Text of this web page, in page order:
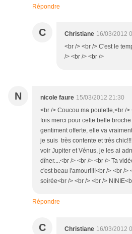
Répondre
C Christiane 16/03/2012
<br /> <br /> C'est le
/> <br /> <br />
N nicole faure 15/03/2012 21:30
<br /> Coucou ma poulette,<br /
fois merci pour cette belle
gentiment offerte, elle va
je suis très contente et très
voir Jupiter et Vénus, je les ai
dîner....<br /> <br /> <br /> Ta
c'est beau l'amour!!!!<br /> <br />
soirée<br /> <br /> <br />
Répondre
C Christiane 16/03/2012